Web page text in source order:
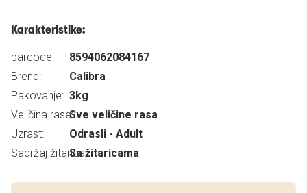
Karakteristike:
barcode:
8594062084167
Brend:
Calibra
Pakovanje: 3kg
Veličina rase:Sve veličine rasa
Uzrast:
Odrasli - Adult
Sadržaj žitarica:Sa žitaricama